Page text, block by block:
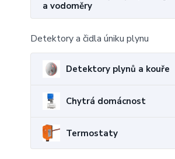
a vodoměry
Detektory a čidla úniku plynu
Detektory plynů a kouře
Chytrá domácnost
Termostaty